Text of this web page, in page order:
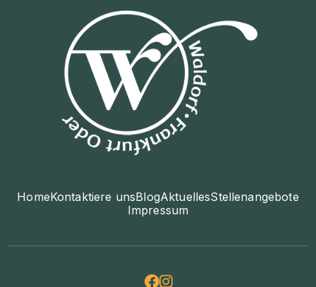
HomeKontaktiere unsBlogAktuellesStellenangebote
Impressum
